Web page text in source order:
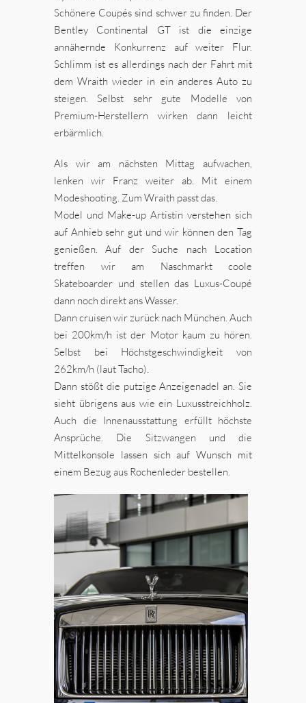
Schönere Coupés sind schwer zu finden. Der
Bentley Continental GT ist die einzige
annähernde Konkurrenz auf weiter Flur.
Schlimm ist es allerdings nach der Fahrt mit
dem Wraith wieder in ein anderes Auto zu
steigen. Selbst sehr gute Modelle von
Premium-Herstellern wirken dann leicht
erbärmlich.
Als wir am nächsten Mittag aufwachen,
lenken wir Franz weiter ab. Mit einem
Modeshooting. Zum Wraith passt das.
Model und Make-up Artistin verstehen sich
auf Anhieb sehr gut und wir können den Tag
genießen. Auf der Suche nach Location
treffen wir am Naschmarkt coole
Skateboarder und stellen das Luxus-Coupé
dann noch direkt ans Wasser.
Dann cruisen wir zurück nach München. Auch
bei 200km/h ist der Motor kaum zu hören.
Selbst bei Höchstgeschwindigkeit von
262km/h (laut Tacho).
Dann stößt die putzige Anzeigenadel an. Sie
sieht übrigens aus wie ein Luxusstreichholz.
Auch die Innenausstattung erfüllt höchste
Ansprüche. Die Sitzwangen und die
Mittelkonsole lassen sich auf Wunsch mit
einem Bezug aus Rochenleder bestellen.